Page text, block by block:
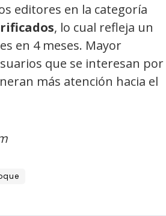
editores en la categoría
, lo cual refleja un
en 4 meses. Mayor
que se interesan por
más atención hacia el